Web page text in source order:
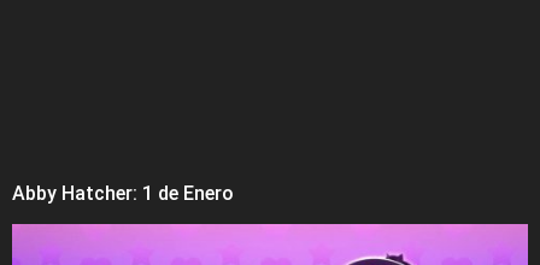
Abby Hatcher: 1 de Enero